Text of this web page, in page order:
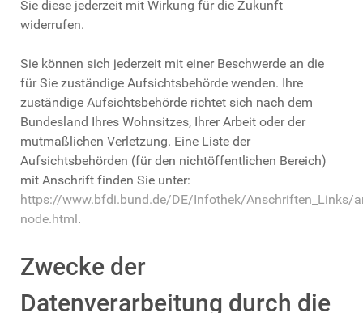
Sie diese jederzeit mit Wirkung für die Zukunft
widerrufen.
Sie können sich jederzeit mit einer Beschwerde an die
für Sie zuständige Aufsichtsbehörde wenden. Ihre
zuständige Aufsichtsbehörde richtet sich nach dem
Bundesland Ihres Wohnsitzes, Ihrer Arbeit oder der
mutmaßlichen Verletzung. Eine Liste der
Aufsichtsbehörden (für den nichtöffentlichen Bereich)
mit Anschrift finden Sie unter:
https://www.bfdi.bund.de/DE/Infothek/Anschriften_Links/
node.html.
Zwecke der
Datenverarbeitung durch die